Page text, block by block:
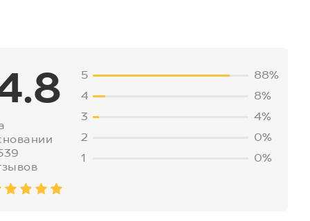
5
88%
4
8%
3
4%
2
0%
1
0%